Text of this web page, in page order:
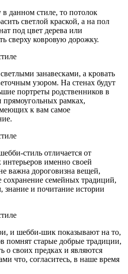
данном стиле, то потолок
светлой краской, а на пол
под цвет дерева или
сверху ковровую дорожку.
занавесками, а кровать
узором. На стенах будут
портреты родственников в
рамках,
к вам самое
стиль отличается от
именно своей
важна дороговизна вещей,
сохранение семейных традиций,
и почитание истории
и шебби-шик показывают на то,
помнят старые добрые традиции,
о своих предках и являются
что, согласитесь, в наше время